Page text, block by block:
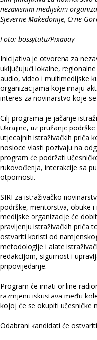
nezavisnim medijskim
Sjeverne Makedonije, Crne
Foto: bossytutu/Pixabay
Inicijativa je otvorena za
uključujući lokalne,
audio, video i multimedijske
organizacijama koje imaju
interes za novinarstvo koje
Cilj programa je jačanje
Ukrajine, uz pružanje
utjecajnih istraživačkih priča
nosioce vlasti pozivaju na
program će podržati
rukovođenja, interakcije sa
otpornosti.
SIRI za istraživačko
podrške, mentorstva, obuke i
medijske organizacije će
pravljenju istraživačkih priča
ostvariti koristi od
metodologije i alate
redakcijom, sigurnost i
pripovijedanje.
Program će imati online
razmjenu iskustava među
kojoj će se okupiti učesničke
Odabrani kandidati će